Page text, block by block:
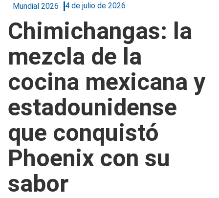
Mundial 2026 4 de julio de 2026
Chimichangas: la
mezcla de la
cocina mexicana y
estadounidense
que conquistó
Phoenix con su
sabor